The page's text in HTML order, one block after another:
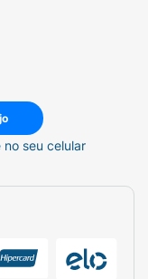
seu celular